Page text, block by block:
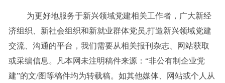
为更好地服务于新兴领域党建相关工作者，广大新经
济组织、新社会组织和新就业群体党员,打造新兴领域党建
交流、沟通的平台，我们需要从相关报刊杂志、网站获取
或采编信息。凡本网未注明稿件来源：“非公有制企业党
建”的文/图等稿件均为转载稿。如其他媒体、网站或个人从